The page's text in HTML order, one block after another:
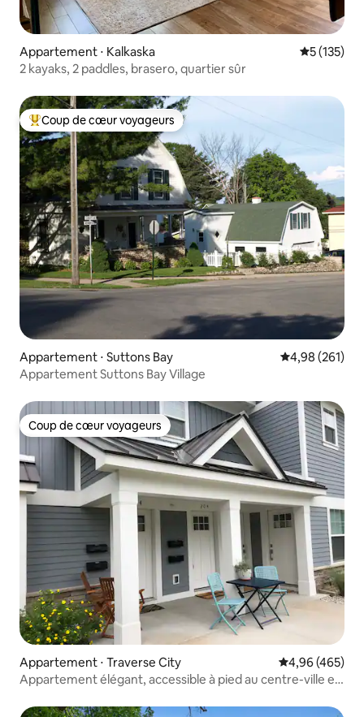
Appartement ⋅ Kalkaska Évaluation
5 (135)
2 kayaks, 2 paddles, brasero, quartier sûr
Coups de cœur voyageurs les plus appréciés
Coup de cœur voyageurs
Appartement ⋅ Suttons Bay Évaluation
4,98 (261)
Appartement Suttons Bay Village
Coup de cœur voyageurs
Coup de cœur voyageurs
Appartement ⋅ Traverse City Évaluation
4,96 (465)
Appartement élégant, accessible à pied au centre-ville et